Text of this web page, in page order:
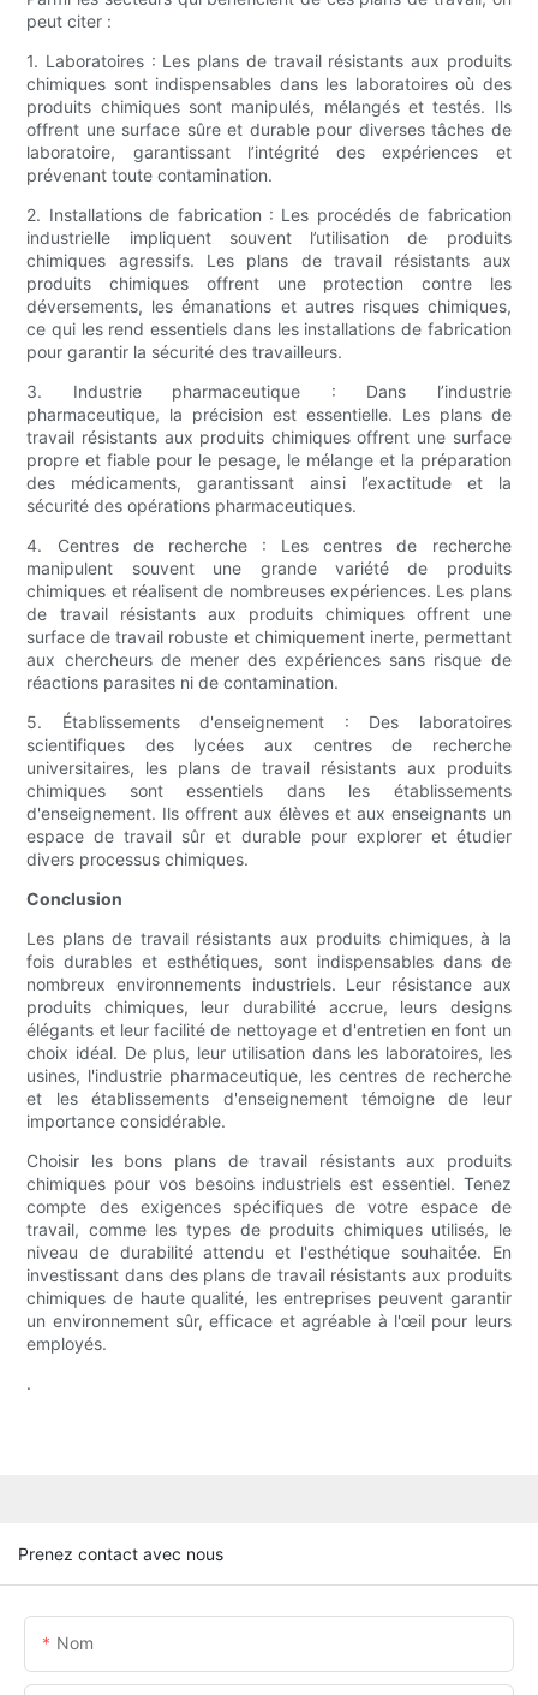
peut citer :
1. Laboratoires : Les plans de travail résistants aux produits
chimiques sont indispensables dans les laboratoires où des
produits chimiques sont manipulés, mélangés et testés. Ils
offrent une surface sûre et durable pour diverses tâches de
laboratoire, garantissant l’intégrité des expériences et
prévenant toute contamination.
2. Installations de fabrication : Les procédés de fabrication
industrielle impliquent souvent l’utilisation de produits
chimiques agressifs. Les plans de travail résistants aux
produits chimiques offrent une protection contre les
déversements, les émanations et autres risques chimiques,
ce qui les rend essentiels dans les installations de fabrication
pour garantir la sécurité des travailleurs.
3. Industrie pharmaceutique : Dans l’industrie
pharmaceutique, la précision est essentielle. Les plans de
travail résistants aux produits chimiques offrent une surface
propre et fiable pour le pesage, le mélange et la préparation
des médicaments, garantissant ainsi l’exactitude et la
sécurité des opérations pharmaceutiques.
4. Centres de recherche : Les centres de recherche
manipulent souvent une grande variété de produits
chimiques et réalisent de nombreuses expériences. Les plans
de travail résistants aux produits chimiques offrent une
surface de travail robuste et chimiquement inerte, permettant
aux chercheurs de mener des expériences sans risque de
réactions parasites ni de contamination.
5. Établissements d'enseignement : Des laboratoires
scientifiques des lycées aux centres de recherche
universitaires, les plans de travail résistants aux produits
chimiques sont essentiels dans les établissements
d'enseignement. Ils offrent aux élèves et aux enseignants un
espace de travail sûr et durable pour explorer et étudier
divers processus chimiques.
Conclusion
Les plans de travail résistants aux produits chimiques, à la
fois durables et esthétiques, sont indispensables dans de
nombreux environnements industriels. Leur résistance aux
produits chimiques, leur durabilité accrue, leurs designs
élégants et leur facilité de nettoyage et d'entretien en font un
choix idéal. De plus, leur utilisation dans les laboratoires, les
usines, l'industrie pharmaceutique, les centres de recherche
et les établissements d'enseignement témoigne de leur
importance considérable.
Choisir les bons plans de travail résistants aux produits
chimiques pour vos besoins industriels est essentiel. Tenez
compte des exigences spécifiques de votre espace de
travail, comme les types de produits chimiques utilisés, le
niveau de durabilité attendu et l'esthétique souhaitée. En
investissant dans des plans de travail résistants aux produits
chimiques de haute qualité, les entreprises peuvent garantir
un environnement sûr, efficace et agréable à l'œil pour leurs
employés.
.
Prenez contact avec nous
Nom